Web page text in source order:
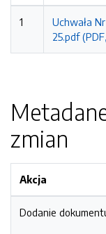
1
Uchwała
25.pdf
zmian
Akcja
Dodanie